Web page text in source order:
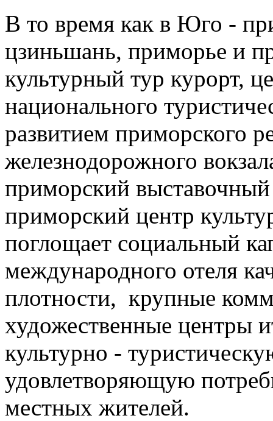
В то время как в Юго -
цзиньшань, приморье и
культурный тур курорт,
национального
развитием приморского
железнодорожного
приморский
приморский центр
поглощает социальный
международного отеля
плотности, крупные
художественные центры
культурно -
удовлетворяющую
местных жителей.